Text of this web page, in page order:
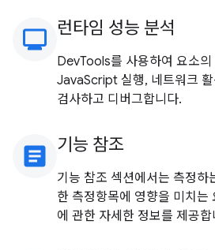
monitoring
런타임 성능 분석
DevTools를 사용하여 요소
JavaScript 실행, 네트워크
검사하고 디버그합니다.
article 기능 참조
기능 참조 섹션에서는 측정하
한 측정항목에 영향을 미치는
에 관한 자세한 정보를 제공합